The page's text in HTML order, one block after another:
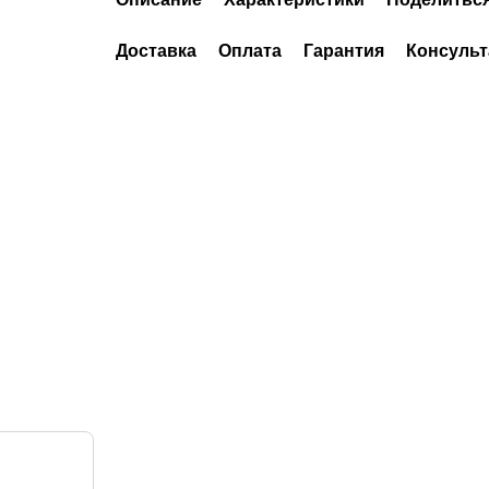
Доставка Оплата Гарантия